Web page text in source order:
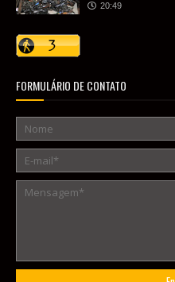
20:49
FORMULÁRIO DE CONTATO